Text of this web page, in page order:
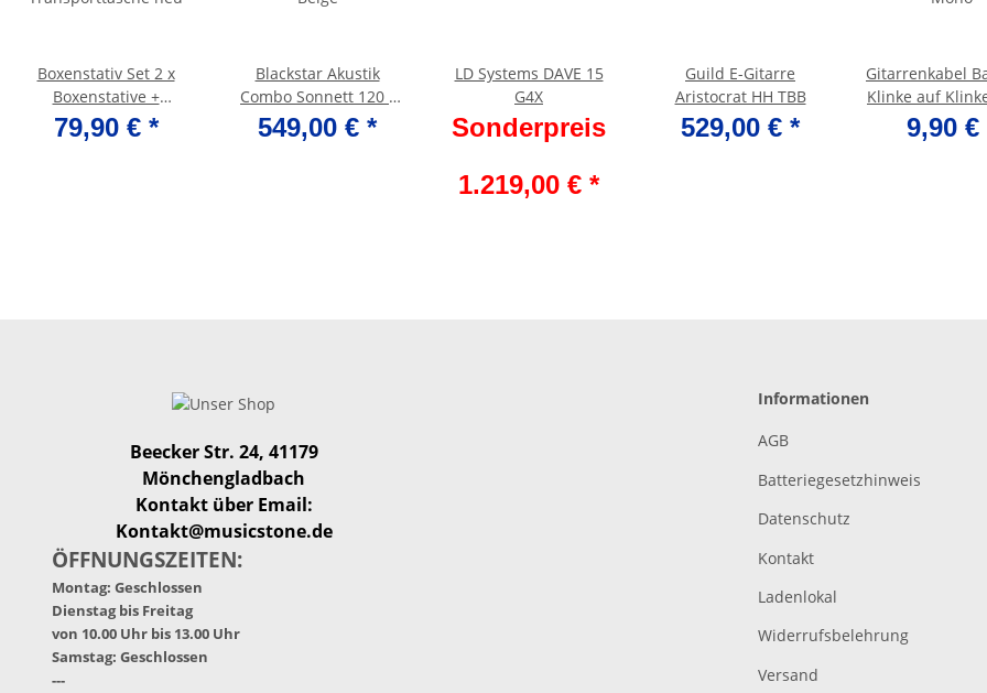
Boxenstativ Set 2 x
Boxenstative +
Transporttasche neu
79,90 € *
Blackstar Akustik
Combo Sonnett 120 -
Beige
549,00 € *
LD Systems DAVE 15
G4X
Sonderpreis
1.219,00 € *
Guild E-Gitarre
Aristocrat HH TBB
529,00 € *
Gitarrenkabel
Klinke auf
9,90 €
Beecker Str. 24, 41179
Mönchengladbach
Kontakt über Email:
Kontakt@musicstone.de
ÖFFNUNGSZEITEN:
Montag: Geschlossen
Dienstag bis Freitag
von 10.00 Uhr bis 13.00 Uhr
Samstag: Geschlossen
---
Informationen
AGB
Batteriegesetzhinweis
Datenschutz
Kontakt
Ladenlokal
Widerrufsbelehrung
Versand